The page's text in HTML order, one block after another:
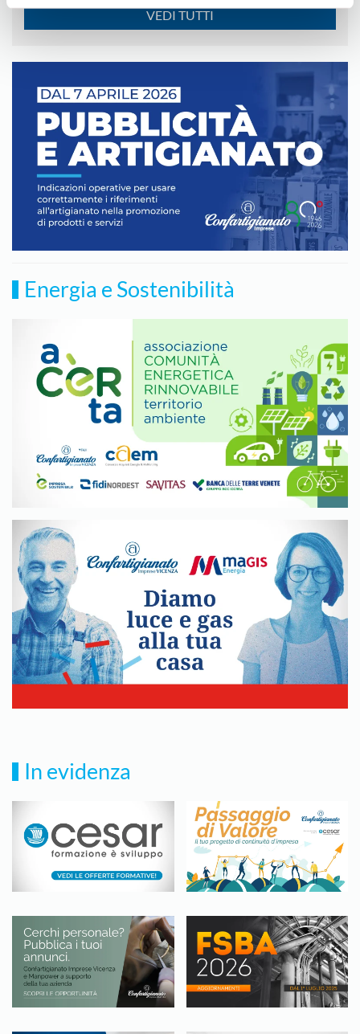
VEDI TUTTI
Energia e Sostenibilità
In evidenza